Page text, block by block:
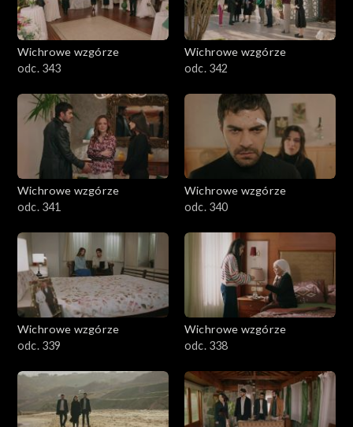
Wichrowe wzgórze
odc. 343
Wichrowe wzgórze
odc. 342
Wichrowe wzgórze
odc. 341
Wichrowe wzgórze
odc. 340
Wichrowe wzgórze
odc. 339
Wichrowe wzgórze
odc. 338